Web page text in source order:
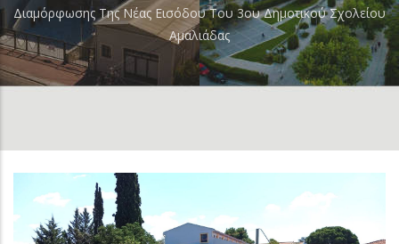
Διαμόρφωσης Της Νέας Εισόδου Του 3ου Δημοτικού Σχολείου
Αμαλιάδας